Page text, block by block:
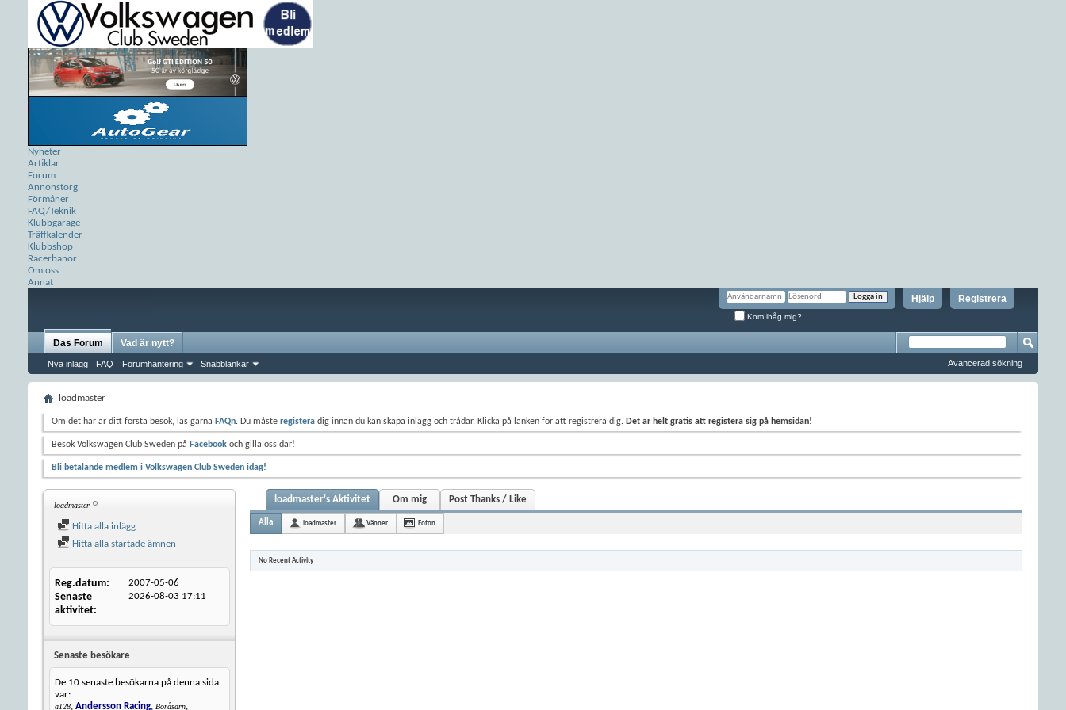
Nyheter
Artiklar
Forum
Annonstorg
Förmåner
FAQ/Teknik
Klubbgarage
Träffkalender
Klubbshop
Racerbanor
Om oss
Annat
Registrera
Hjälp
Kom ihåg mig?
Das Forum
Nya inlägg FAQ Forumhantering Snabblänkar
Vad är nytt?
Avancerad sökning
loadmaster
Om det här är ditt första besök, läs gärna FAQn. Du måste registera dig innan du kan skapa inlägg och trådar. Klicka på länken för att registrera dig. Det är helt gratis att registera sig på hemsidan!
Besök Volkswagen Club Sweden på Facebook och gilla oss där!
Bli betalande medlem i Volkswagen Club Sweden idag!
loadmaster
Hitta alla inlägg
Hitta alla startade ämnen
Reg.datum 2007-05-06
Senaste
aktivitet
2026-08-03 17:11
Senaste besökare
De 10 senaste besökarna på denna sida
var:
a128, Andersson Racing, Boråsarn,
loadmaster's Aktivitet Om mig Post Thanks / Like
Alla loadmaster Vänner Foton
No Recent Activity